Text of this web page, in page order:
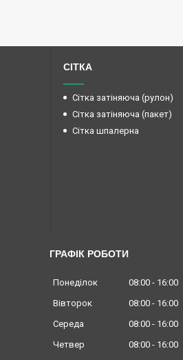
СІТКА
Сітка затіняюча (рулон)
Сітка затіняюча (пакет)
Сітка шпалерна
ГРАФІК РОБОТИ
Понеділок 08:00
16:00
Вівторок
08:00
16:00
Середа
08:00
16:00
Четвер
08:00 16:00